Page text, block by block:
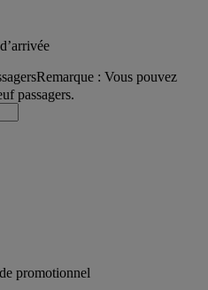
Remarque : Vous pouvez
passagers.
promotionnel